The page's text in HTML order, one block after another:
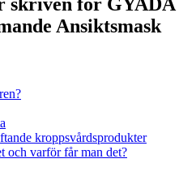
skriven för GYADA
Ansiktsmask
kroppsvårdsprodukter
och varför får man det?